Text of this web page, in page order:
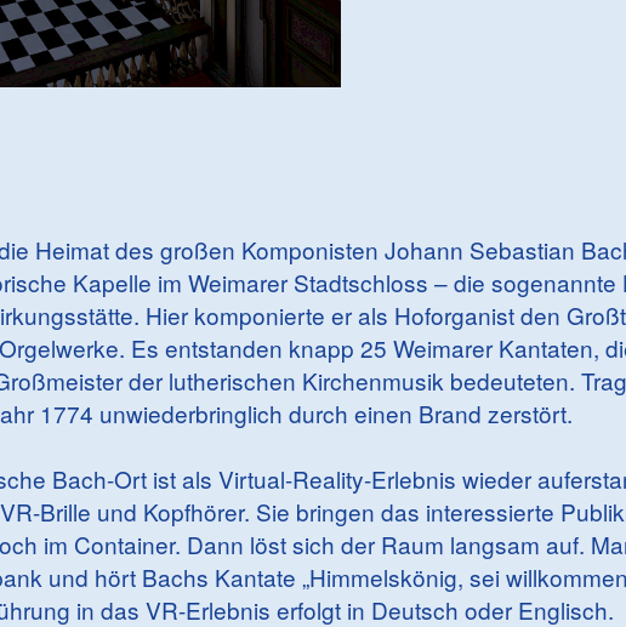
Heimat des großen Komponisten Johann Sebastian
Kapelle im Weimarer Stadtschloss – die
Hier komponierte er als Hoforganist den
Es entstanden knapp 25 Weimarer Kantaten,
der lutherischen Kirchenmusik bedeuteten.
1774 unwiederbringlich durch einen Brand zerstört.
Bach-Ort ist als Virtual-Reality-Erlebnis wieder
Brille und Kopfhörer. Sie bringen das interessierte
im Container. Dann löst sich der Raum langsam auf.
und hört Bachs Kantate „Himmelskönig, sei
in das VR-Erlebnis erfolgt in Deutsch oder Englisch.